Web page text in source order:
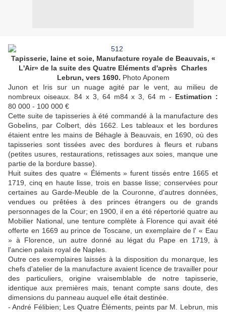
Tapisserie, laine et soie, Manufacture royale de Beauvais, «
L'Air» de la suite des Quatre Eléments d'après Charles
Lebrun, vers 1690. Photo Aponem
Junon et Iris sur un nuage agité par le vent, au milieu de
nombreux oiseaux. 84 x 3, 64 m84 x 3, 64 m - Estimation :
80 000 - 100 000 €
Cette suite de tapisseries à été commandé à la manufacture des
Gobelins, par Colbert, dès 1662. Les tableaux et les bordures
étaient entre les mains de Béhagle à Beauvais, en 1690, où des
tapisseries sont tissées avec des bordures à fleurs et rubans
(petites usures, restaurations, retissages aux soies, manque une
partie de la bordure basse).
Huit suites des quatre « Éléments » furent tissés entre 1665 et
1719, cinq en haute lisse, trois en basse lisse; conservées pour
certaines au Garde-Meuble de la Couronne, d'autres données,
vendues ou prêtées à des princes étrangers ou de grands
personnages de la Cour; en 1900, il en a été répertorié quatre au
Mobilier National, une tenture complète à Florence qui avait été
offerte en 1669 au prince de Toscane, un exemplaire de l' « Eau
» à Florence, un autre donné au légat du Pape en 1719, à
l'ancien palais royal de Naples.
Outre ces exemplaires laissés à la disposition du monarque, les
chefs d'atelier de la manufacture avaient licence de travailler pour
des particuliers, origine vraisemblable de notre tapisserie,
identique aux premières mais, tenant compte sans doute, des
dimensions du panneau auquel elle était destinée.
- André Félibien; Les Quatre Éléments, peints par M. Lebrun, mis